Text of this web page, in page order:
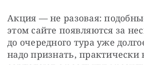
Акция — не разовая:
этом сайте появляются за
до очередного тура уже
надо признать, практически